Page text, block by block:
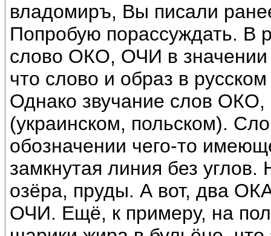
владомиръ, Вы писали
Попробую порассуждать. В
слово ОКО, ОЧИ в значении
что слово и образ в
Однако звучание слов
(украинском, польском).
обозначении чего-то
замкнутая линия без
озёра, пруды. А вот, два
ОЧИ. Ещё, к примеру, на